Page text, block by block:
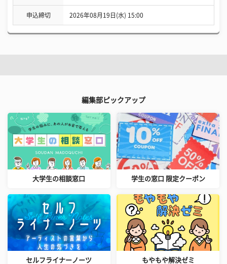
申込締切 2026年08月19日(水) 15:00
編集部ピックアップ
大学生の相談窓口 学生の窓口 限定クーポン
セルフライナーノーツ もやもや解決ゼミ